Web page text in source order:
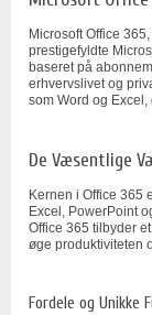
Microsoft Office
prestigefyldte
baseret på
erhvervslivet og
som Word og
De Væsentlige
Kernen i Office 365
Excel, PowerPoint
Office 365 tilbyder
øge produktiviteten
Fordele og Unikke